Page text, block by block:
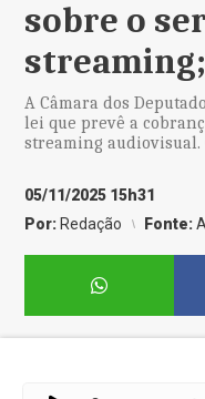
sobre o
A Câmara dos
lei que prevê a
streaming audiovisual.
05/11/2025 15h31
Por: Redação Fonte: